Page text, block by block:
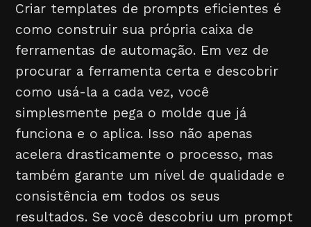
Criar templates de prompts eficientes é
como construir sua própria caixa de
ferramentas de automação. Em vez de
procurar a ferramenta certa e descobrir
como usá-la a cada vez, você
simplesmente pega o molde que já
funciona e o aplica. Isso não apenas
acelera drasticamente o processo, mas
também garante um nível de qualidade e
consistência em todos os seus
resultados. Se você descobriu um prompt